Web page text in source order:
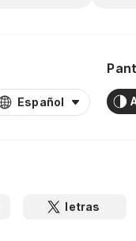
Español
letras